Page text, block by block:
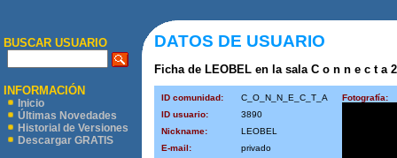
BUSCAR USUARIO
INFORMACIÓN
Inicio
Últimas Novedades
Historial de Versiones
Descargar GRATIS
DATOS DE USUARIO
Ficha de LEOBEL en la sala C o n n e c t a
ID comunidad: C_O_N_N_E_C_T_A
Fotografía:
ID usuario:
3890
Nickname:
LEOBEL
E-mail:
privado